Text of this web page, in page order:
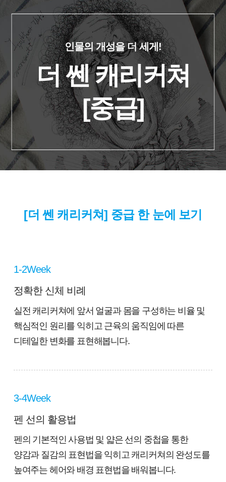
인물의 개성을 더 세게!
더 쎈 캐리커쳐
[중급]
[더 쎈 캐리커쳐] 중급 한 눈에 보기
1-2Week
정확한 신체 비례
실전 캐리커쳐에 앞서 얼굴과 몸을 구성하는 비율 및
핵심적인 원리를 익히고 근육의 움직임에 따른
디테일한 변화를 표현해봅니다.
3-4Week
펜 선의 활용법
펜의 기본적인 사용법 및 얇은 선의 중첩을 통한
양감과 질감의 표현법을 익히고 캐리커쳐의 완성도를
높여주는 헤어와 배경 표현법을 배워봅니다.